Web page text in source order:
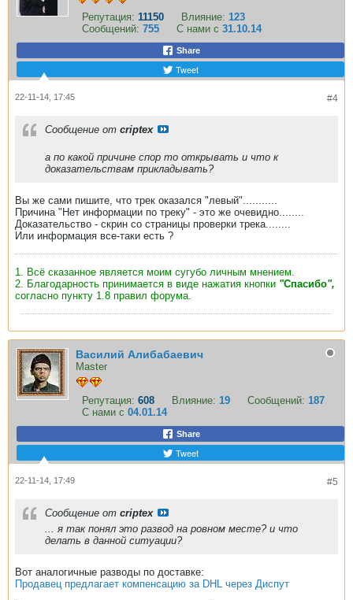
Репутация: 11150 Влияние: 123
Сообщений: 755 С нами с 31.10.14
Share
Tweet
#4
22-11-14, 17:45
Сообщение от criptex
а по какой причине спор то открывать и что к
доказательствам прикладывать?
Вы же сами пишите, что трек оказался "левый"...........
Причина "Нет информации по треку" - это же очевидно........
Доказательство - скрин со страницы проверки трека........
Или информация все-таки есть ?
1. Всё сказанное является моим сугубо личным мнением.
2. Благодарность принимается в виде нажатия кнопки "Спасибо",
согласно пункту 1.8 правил форума.
Василий Алибабаевич
Master
Репутация: 608 Влияние: 19 Сообщений: 187
С нами с 04.01.14
Share
Tweet
#5
22-11-14, 17:49
Сообщение от criptex
... я так понял это развод на ровном месте? и что
делать в данной ситуации?
Вот аналогичные разводы по доставке:
Продавец предлагает компенсацию за DHL через Диспут